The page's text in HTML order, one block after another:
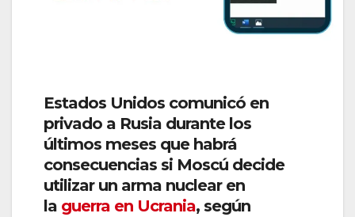
Estados Unidos comunicó en
privado a Rusia durante los
últimos meses que habrá
consecuencias si Moscú decide
utilizar un arma nuclear en
la guerra en Ucrania, según